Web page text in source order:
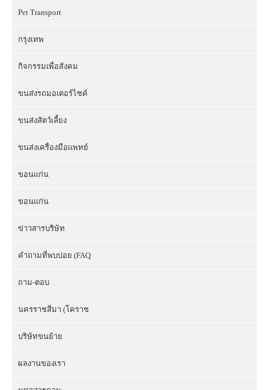
Pet Transport
กรุงเทพ
กิจกรรมเพื่อสังคม
ขนส่งรถมอเตอร์ไซค์
ขนส่งสัตว์เลี้ยง
ขนส่งเครื่องมือแพทย์
ขอนแก่น
ขอนแก่น
ข่าวสารบริษัท
คำถามที่พบบ่อย (FAQ
ถาม-ตอบ
นครราชสีมา (โคราช
บริษัทขนย้าย
ผลงานของเรา